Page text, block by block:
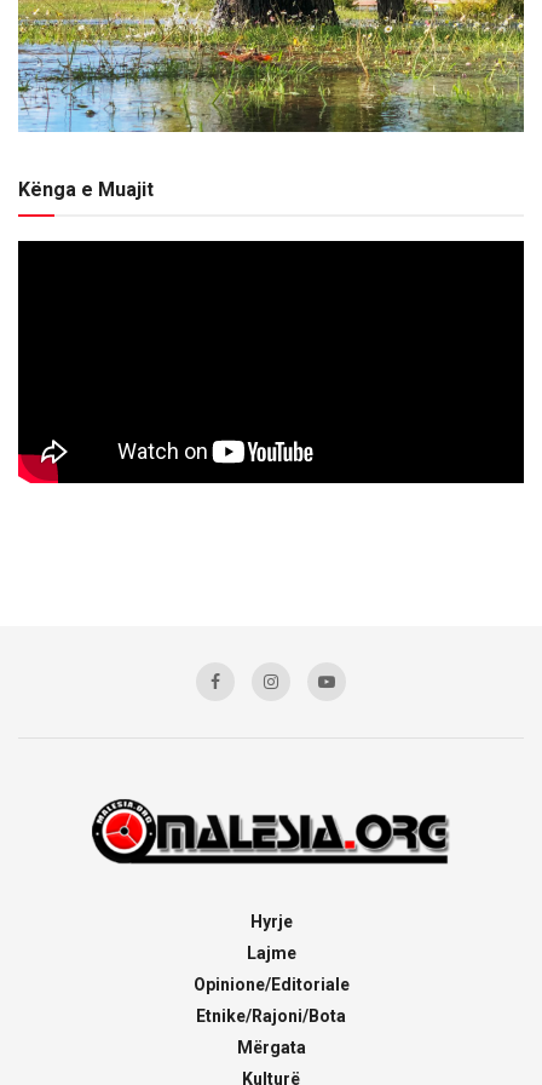
Kënga e Muajit
Hyrje
Lajme
Opinione/Editoriale
Etnike/Rajoni/Bota
Mërgata
Kulturë